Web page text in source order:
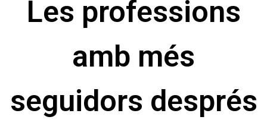
Les professions
amb més
seguidors després